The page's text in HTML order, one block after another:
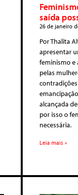
saída
26 de janeiro
Por Thalita
apresentar
feminismo e
pelas
alcançada
por isso o
necessária.
Leia mais »